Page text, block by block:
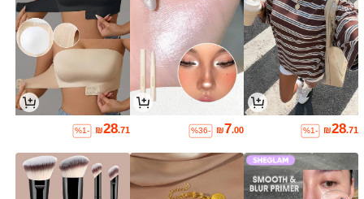
₪28.71
%1-
₪7.00
%36-
₪28.71
%1-